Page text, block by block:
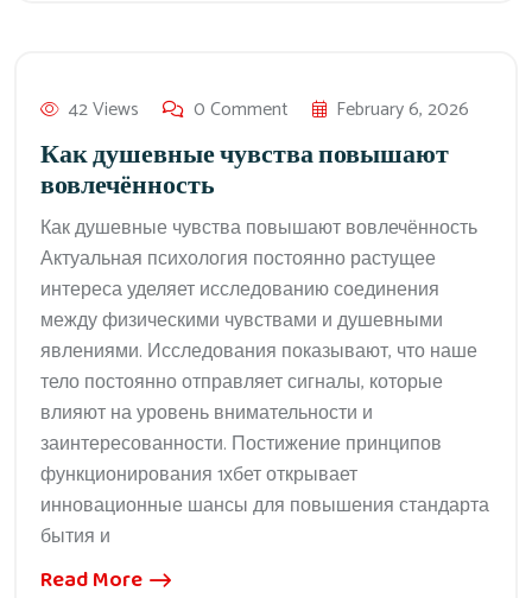
42 Views 0 Comment February 6, 2026
Как душевные чувства повышают
вовлечённость
Как душевные чувства повышают вовлечённость
Актуальная психология постоянно растущее
интереса уделяет исследованию соединения
между физическими чувствами и душевными
явлениями. Исследования показывают, что наше
тело постоянно отправляет сигналы, которые
влияют на уровень внимательности и
заинтересованности. Постижение принципов
функционирования 1хбет открывает
инновационные шансы для повышения стандарта
бытия и
Read More